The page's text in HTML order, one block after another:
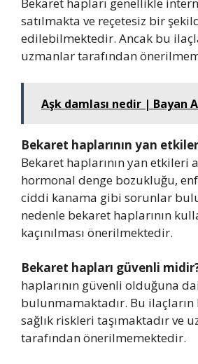
Bekaret hapları genellikle
satılmakta ve reçetesiz bir
edilebilmektedir. Ancak bu
uzmanlar tarafından
Aşk damlası nedir | Bayan
Bekaret haplarının yan
Bekaret haplarının yan etkileri
hormonal denge bozukluğu,
ciddi kanama gibi sorunlar
nedenle bekaret haplarının
kaçınılması önerilmektedir.
Bekaret hapları güvenli
haplarının güvenli olduğuna
bulunmamaktadır. Bu ilaçların
sağlık riskleri taşımaktadır ve
tarafından önerilmemektedir.